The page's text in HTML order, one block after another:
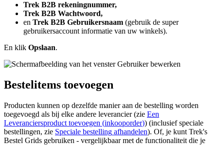
Trek B2B rekeningnummer,
Trek B2B Wachtwoord,
en Trek B2B Gebruikersnaam (gebruik de super
gebruikersaccount informatie van uw winkels).
En klik Opslaan.
Bestelitems toevoegen
Producten kunnen op dezelfde manier aan de bestelling worden
toegevoegd als bij elke andere leverancier (zie Een
Leveranciersproduct toevoegen (inkooporder)) (inclusief speciale
bestellingen, zie Speciale bestelling afhandelen). Of, je kunt Trek's
Bestel Grids gebruiken - vergelijkbaar met de functionaliteit die je